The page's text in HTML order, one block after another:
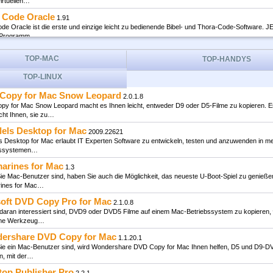
Oracle 1.91
Oracle ist die erste und einzige leicht zu bedienende Bibel- und Thora-Code-Software.
ist ein praktisches Tool für Sie, wenn Sie versuchen, jede Menge Daten zu sammeln und
3.1
Acoustica verwenden, um Audio in verschiedenen Formaten, darunter WAV, WMA, Ogg,
auf Ihrem…
Download Manager6.25.23
Download Manager 5.1.1 build 2 - entsprechend der Entwickler, ist es eine sehr schnelle
Downloader,…
Rx Software - Professional7.2
Sie in der IT Branche arbeiten oder einfach einen persönlichen Computer besitzen, von Zeit
Sie Änderungen…
Pro2.2.0.15
wurde entwickelt um System-, Drucker und derzeit nicht-installierte Schriften zu verwalten.
Top-Software Downloads
TOP-MAC TOP-HANDYS
TOP-LINUX
for Mac Snow Leopard 2.0.1.8
for Mac Snow Leopard macht es Ihnen leicht, entweder D9 oder D5-Filme zu kopieren.
Ihnen, sie zu…
Desktop for Mac 2009.22621
Desktop for Mac erlaubt IT Experten Software zu entwickeln, testen und anzuwenden in
for Mac 1.3
Mac-Benutzer sind, haben Sie auch die Möglichkeit, das neueste U-Boot-Spiel zu
for Mac…
DVD Copy Pro for Mac 2.1.0.8
interessiert sind, DVD9 oder DVD5 Filme auf einem Mac-Betriebssystem zu kopieren,
Werkzeug…
DVD Copy for Mac 1.1.20.1
ein Mac-Benutzer sind, wird Wondershare DVD Copy for Mac Ihnen helfen, D5 und D9-
mit der…